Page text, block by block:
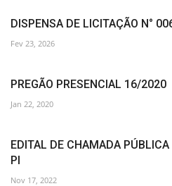
DISPENSA DE LICITAÇÃO N°
Fev 23, 2026
PREGÃO PRESENCIAL 16/2020
Jan 22, 2020
EDITAL DE CHAMADA
PI
Nov 17, 2022